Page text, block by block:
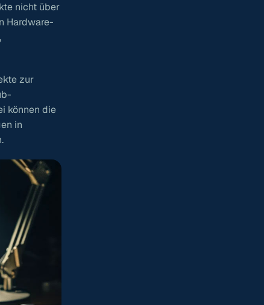
nicht über
Hardware-
zur
können die
in